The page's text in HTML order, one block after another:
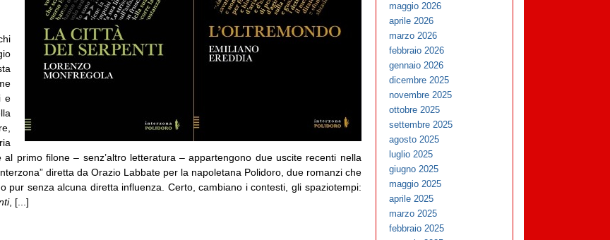
e
al primo filone – senz’altro letteratura – appartengono due uscite recenti nella
diretta da Orazio Labbate per la napoletana Polidoro, due romanzi che
pur senza alcuna diretta influenza. Certo, cambiano i contesti, gli spaziotempi:
, [...]
maggio 2026
aprile 2026
marzo 2026
febbraio 2026
gennaio 2026
dicembre 2025
novembre 2025
ottobre 2025
settembre 2025
agosto 2025
luglio 2025
giugno 2025
maggio 2025
aprile 2025
marzo 2025
febbraio 2025